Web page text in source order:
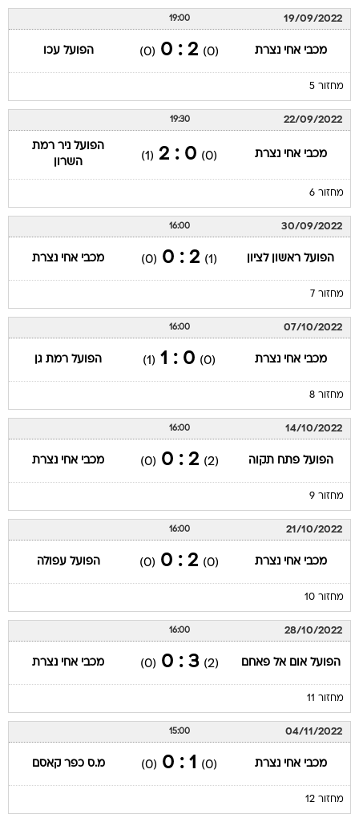
19/09/2022
19:00
מכבי אחי נצרת (0)
2 : 0
(0) הפועל עכו
מחזור 5
22/09/2022
19:30
מכבי אחי נצרת (0)
0 : 2
(1)
הפועל ניר רמת
השרון
מחזור 6
30/09/2022
16:00
הפועל ראשון לציון (1)
2 : 0
(0) מכבי אחי נצרת
מחזור 7
07/10/2022
16:00
מכבי אחי נצרת (0)
0 : 1
(1) הפועל רמת גן
מחזור 8
14/10/2022
16:00
הפועל פתח תקוה (2)
2 : 0
(0) מכבי אחי נצרת
מחזור 9
21/10/2022
16:00
מכבי אחי נצרת (0)
2 : 0
(0) הפועל עפולה
מחזור 10
28/10/2022
16:00
הפועל אום אל פאחם (2)
3 : 0
(0) מכבי אחי נצרת
מחזור 11
04/11/2022
15:00
מכבי אחי נצרת (0)
1 : 0
(0) מ.ס כפר קאסם
מחזור 12